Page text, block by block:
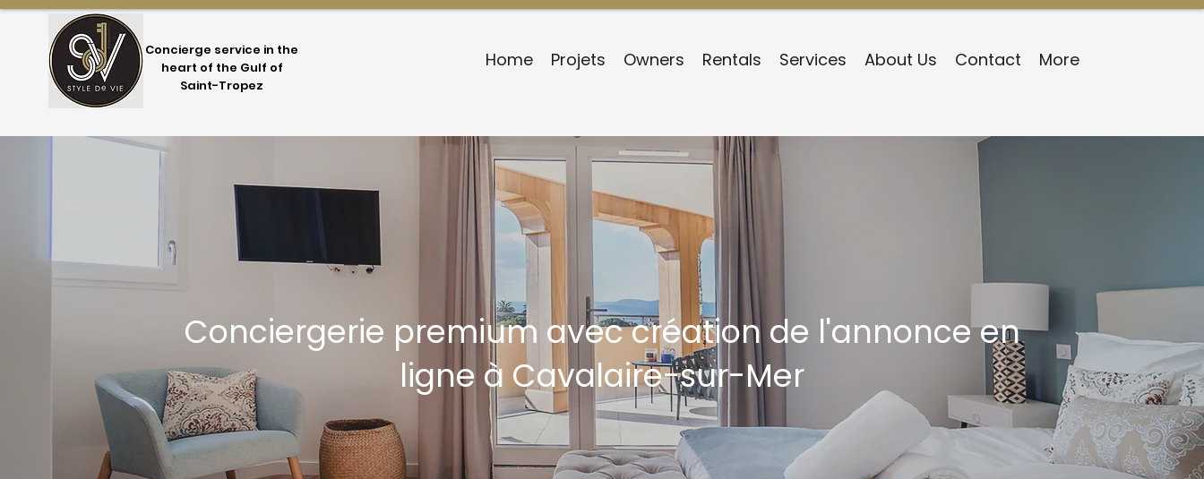
Concierge service in the
heart of the Gulf of
Saint-Tropez
Home Projets Owners Rentals Services About Us Contact More
Conciergerie premium avec création de l'annonce en
ligne à Cavalaire-sur-Mer